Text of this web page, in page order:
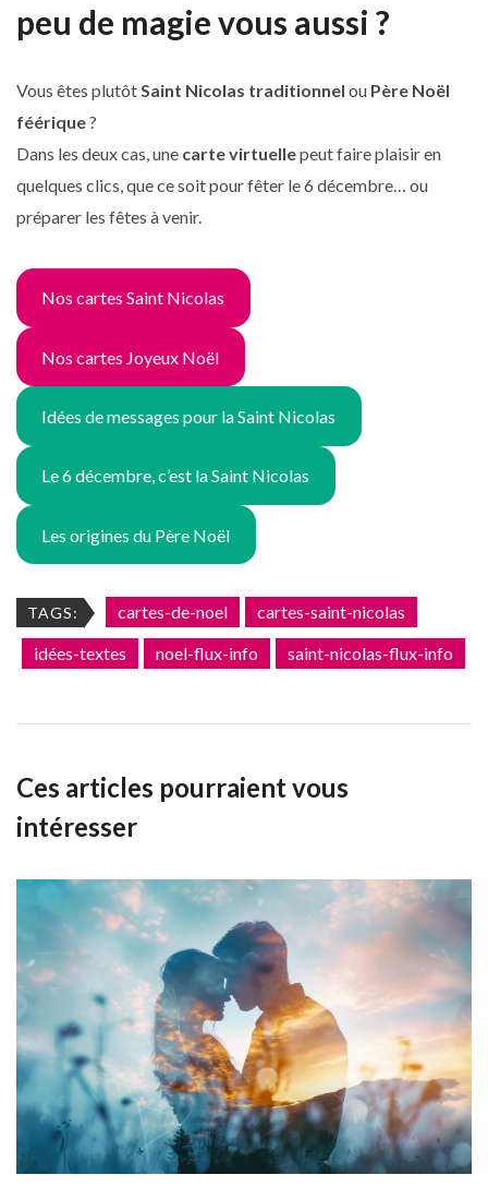
peu de magie vous aussi ?
Vous êtes plutôt Saint Nicolas traditionnel ou Père Noël
féérique?
Dans les deux cas, une carte virtuellepeut faire plaisir en
quelques clics, que ce soit pour fêter le 6 décembre… ou
préparer les fêtes à venir.
Nos cartes Saint Nicolas
Nos cartes Joyeux Noël
Idées de messages pour la Saint Nicolas
Le 6 décembre, c’est la Saint Nicolas
Les origines du Père Noël
TAGS: cartes-de-noel
cartes-saint-nicolas
idées-textes
noel-flux-info saint-nicolas-flux-info
Ces articles pourraient vous
intéresser